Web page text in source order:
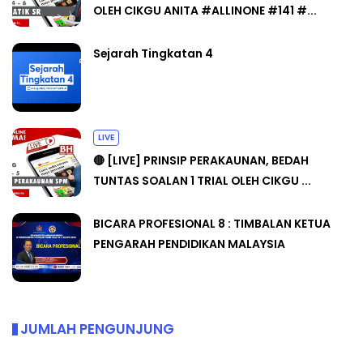
OLEH CIKGU ANITA #ALLINONE #141 #...
Sejarah Tingkatan 4
LIVE
🔴 [LIVE] PRINSIP PERAKAUNAN, BEDAH
TUNTAS SOALAN 1 TRIAL OLEH CIKGU ...
BICARA PROFESIONAL 8 : TIMBALAN KETUA
PENGARAH PENDIDIKAN MALAYSIA
JUMLAH PENGUNJUNG